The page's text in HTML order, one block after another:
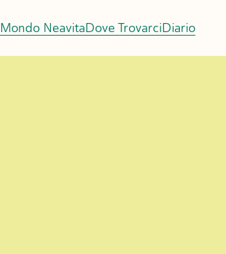
Mondo NeavitaDove TrovarciDiario